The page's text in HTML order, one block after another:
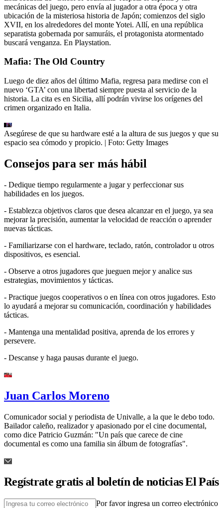
mecánicas del juego, pero envía al jugador a otra época y otra
ubicación de la misteriosa historia de Japón; comienzos del siglo
XVII, en los alrededores del monte Yotei. Allí, en una república
separatista gobernada por samuráis, el protagonista atormentado
buscará venganza. En Playstation.
Mafia: The Old Country
Luego de diez años del último Mafia, regresa para medirse con el
nuevo ‘GTA’ con una libertad siempre puesta al servicio de la
historia. La cita es en Sicilia, allí podrán vivirse los orígenes del
crimen organizado en Italia.
Asegúrese de que su hardware esté a la altura de sus juegos y que su
espacio sea cómodo y propicio. | Foto: Getty Images
Consejos para ser más hábil
- Dedique tiempo regularmente a jugar y perfeccionar sus
habilidades en los juegos.
- Establezca objetivos claros que desea alcanzar en el juego, ya sea
mejorar la precisión, aumentar la velocidad de reacción o aprender
nuevas tácticas.
- Familiarizarse con el hardware, teclado, ratón, controlador u otros
dispositivos, es esencial.
- Observe a otros jugadores que jueguen mejor y analice sus
estrategias, movimientos y tácticas.
- Practique juegos cooperativos o en línea con otros jugadores. Esto
lo ayudará a mejorar su comunicación, coordinación y habilidades
tácticas.
- Mantenga una mentalidad positiva, aprenda de los errores y
persevere.
- Descanse y haga pausas durante el juego.
Juan Carlos Moreno
Comunicador social y periodista de Univalle, a la que le debo todo.
Bailador caleño, realizador y apasionado por el cine documental,
como dice Patricio Guzmán: "Un país que carece de cine
documental es como una familia sin álbum de fotografías".
Regístrate gratis al boletín de noticias El País
Por favor ingresa un correo electrónico